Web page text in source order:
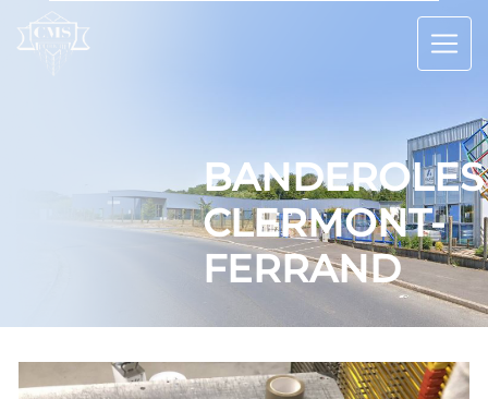
BANDEROLES
CLERMONT-
FERRAND
Panneau de gestion des cookies